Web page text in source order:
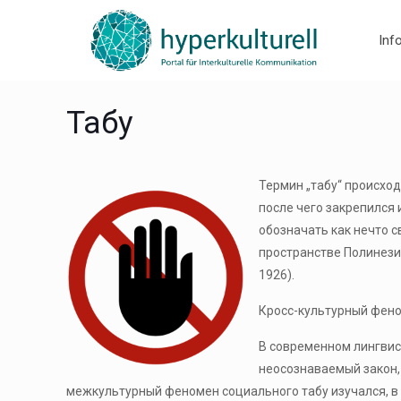
Табу
Термин „табу“
после чего
обозначать как нечто
пространстве
1926).
Кросс-культурный
В современном
неосознаваемый
межкультурный феномен социального табу изучался,